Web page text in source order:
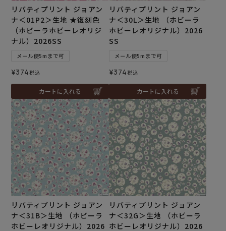
リバティプリント ジョアン
ナ＜01P2＞生地 ★復刻色
（ホビーラホビーレオリジ
ナル）2026SS
メール便5mまで可
¥374税込
カートに入れる
リバティプリント ジョアン
ナ＜30L＞生地 （ホビーラ
ホビーレオリジナル）2026
SS
メール便5mまで可
¥374税込
カートに入れる
リバティプリント ジョアン
ナ＜31B＞生地 （ホビーラ
ホビーレオリジナル）2026
リバティプリント ジョアン
ナ＜32G＞生地 （ホビーラ
ホビーレオリジナル）2026